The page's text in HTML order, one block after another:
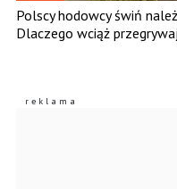
Polscy hodowcy świń
Dlaczego wciąż